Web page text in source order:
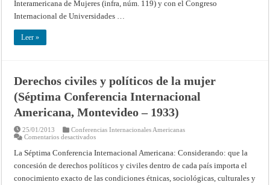
Interamericana de Mujeres (infra, núm. 119) y con el Congreso
Internacional de Universidades …
Leer »
Derechos civiles y políticos de la mujer
(Séptima Conferencia Internacional
Americana, Montevideo – 1933)
25/01/2013
Conferencias Internacionales Americanas
Comentarios desactivadosen
civiles
y
políticos
la
La Séptima Conferencia Internacional Americana: Considerando: que la
concesión de derechos políticos y civiles dentro de cada país importa el
conocimiento exacto de las condiciones étnicas, sociológicas, culturales y